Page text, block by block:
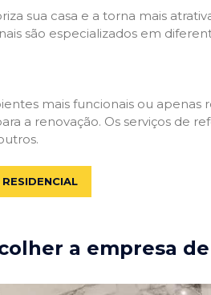
sua casa e a torna mais
são especializados em
mais funcionais ou
a renovação. Os serviços de
a empresa